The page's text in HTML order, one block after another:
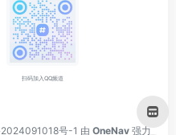
扫码加入QQ频道
号-1 由 OneNav 强力